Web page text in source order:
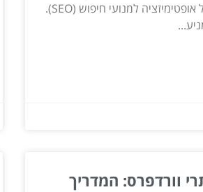
במשמעות של אופטימיזציה למנועי חיפוש (SEO).
וורדפרס: המדריך